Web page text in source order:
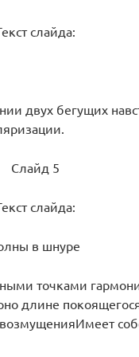
слайда:
двух бегущих
Слайд 5
слайда:
в шнуре
точками
длине